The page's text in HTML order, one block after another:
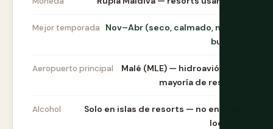
Mejor temporada
Nov–Abr (seco, calmado, mejor
buceo)
Aeropuerto principal
Malé (MLE) — hidroavión a la
mayoría de resorts
Alcohol
Solo en islas de resorts — no en islas
locales